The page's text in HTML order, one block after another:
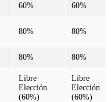
60% 60%
80% 80%
80% 80%
Libre
Elección
(60%)
Libre
Elección
(60%)